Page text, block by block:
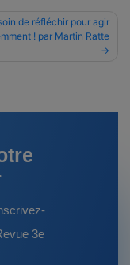
de réfléchir pour agir
! par Martin Ratte
3e